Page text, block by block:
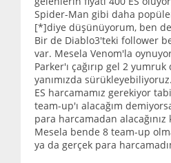
Spider-Man gibi daha
[*]diye düşünüyorum, ben
Bir de Diablo3'teki follower
var. Mesela Venom'la
Parker'ı çağırıp gel 2
yanımızda
ES harcamamız gerekiyor
team-up'ı alacağım
para harcamadan
Mesela bende 8 team-up
ya da gerçek para